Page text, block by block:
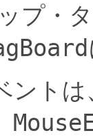
プ・
ント